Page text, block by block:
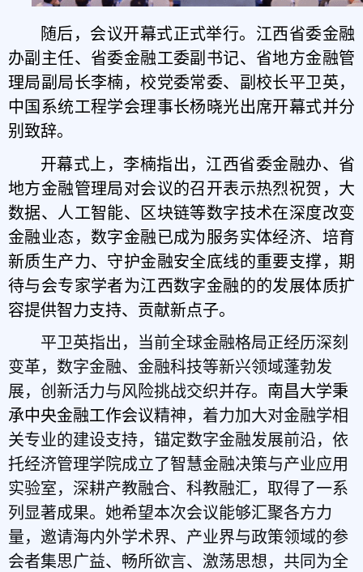
随后，会议开幕式正式举行。江西省委金融
办副主任、省委金融工委副书记、省地方金融管
理局副局长李楠，校党委常委、副校长平卫英，
中国系统工程学会理事长杨晓光出席开幕式并分
别致辞。
开幕式上， 李楠指出， 江西省委金融办、 省
地方金融管理局对会议的召开表示热烈祝贺，大
数据、人工智能、区块链等数字技术在深度改变
金融业态，数字金融已成为服务实体经济、培育
新质生产力、守护金融安全底线的重要支撑，期
待与会专家学者为江西数字金融的的发展体质扩
容提供智力支持、贡献新点子。
平卫英指出，当前全球金融格局正经历深刻
变革，数字金融、金融科技等新兴领域蓬勃发
展，创新活力与风险挑战交织并存。 南昌大学秉
承中央金融工作会议精神，着力加大对金融学相
关专业的建设支持，锚定数字金融发展前沿，依
托经济管理学院成立了智慧金融决策与产业应用
实验室，深耕产教融合、科教融汇，取得了一系
列显著成果。她希望本次会议能够汇聚各方力
量，邀请海内外学术界、产业界与政策领域的参
会者集思广益、畅所欲言、激荡思想，共同为全